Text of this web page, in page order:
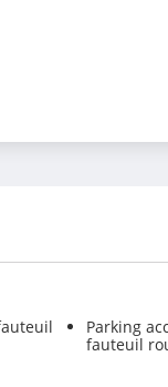
Parking
fauteuil